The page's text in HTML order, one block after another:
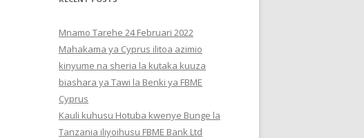
Mnamo Tarehe 24 Februari 2022
Mahakama ya Cyprus ilitoa azimio
kinyume na sheria la kutaka kuuza
biashara ya Tawi la Benki ya FBME
Cyprus
Kauli kuhusu Hotuba kwenye Bunge la
Tanzania iliyoihusu FBME Bank Ltd